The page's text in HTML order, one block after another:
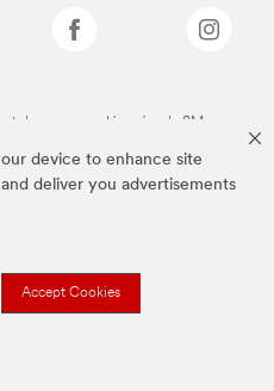
device to enhance site
deliver you advertisements
Accept Cookies
des marques déposées de 3M.